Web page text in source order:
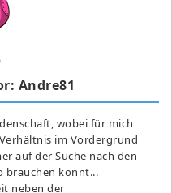
Andre81
wobei für mich
im Vordergrund
auf der Suche nach den
brauchen könnt...
neben der